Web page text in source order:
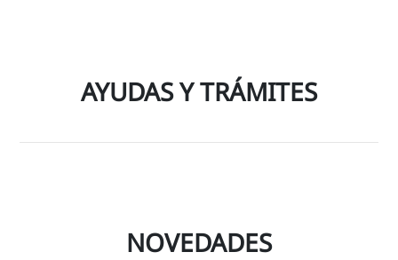
AYUDAS Y TRÁMITES
NOVEDADES